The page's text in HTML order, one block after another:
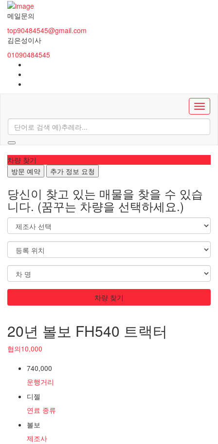
메일문의
top90484545@gmail.com
김은성이사
01090484545
차량 찾기
방문 예약
추가 정보 요청
당신이 찾고 있는 매물을 찾을 수 있습
니다. (꿈꾸는 차량을 선택하세요.)
차량 찾기
20년 볼보 FH540 트랙터
협의10,000
740,000
운행거리
디젤
연료 종류
볼보
제조사